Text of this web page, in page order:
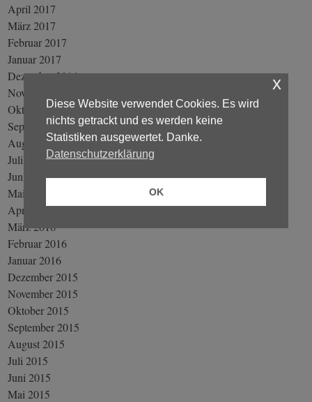
April 2017
März 2017
Februar 2017
Januar 2017
Dezember 2016
November 2016
Oktober 2016
September 2016
August 2016
Juli 2016
Juni 2016
Mai 2016
April 2016
März 2016
Februar 2016
Januar 2016
Dezember 2015
November 2015
Oktober 2015
September 2015
August 2015
Juli 2015
Juni 2015
Mai 2015
Diese Website verwendet Cookies. Es wird
nichts getrackt und es werden keine
Statistiken ausgewertet. Danke.
Datenschutzerklärung
OK
x